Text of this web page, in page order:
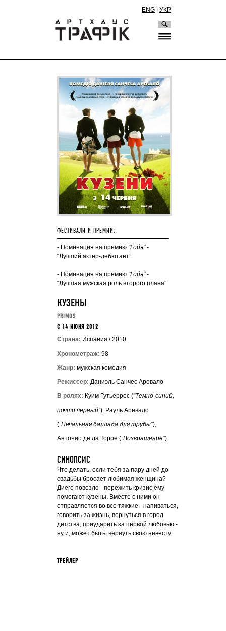
ENG УКР
ФЕСТИВАЛИ И ПРЕМИИ:
- Номинация на премию "Гойя"-
“Лучший актер-дебютант”
- Номинация на премию "Гойя"-
“Лучшая мужская роль второго плана”
КУЗЕНЫ
PRIMOS
C 14 ИЮНЯ 2012
Страна: Испания / 2010
Хронометраж: 98
Жанр: мужская комедия
Режиссер: Даниэль Санчес Аревало
В ролях: Куим Гутьеррес (“Темно-синий,
почти черный”), Рауль Аревало
(“Печальная баллада для трубы”),
Антонио де ла Торре (“Возвращение”)
СИНОПСИС
Что делать, если тебя за пару дней до
свадьбы бросает любимая женщина?
Диего повезло - пережить кризис ему
помогают кузены. Вместе с ними он
отправляется во все тяжкие - напиваться,
говорить за жизнь, вернуться в город
детства, приударить за первой любовью -
ну и, может быть, вернуть свою невесту.
ТРЕЙЛЕР